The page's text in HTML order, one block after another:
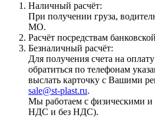
Наличный расчёт:
При получении груза,
МО.
Расчёт посредствам
Безналичный расчёт:
Для получения счета на
обратиться по телефонам
выслать карточку с Вашими
sale@st-plast.ru.
Мы работаем с физическими
НДС и без НДС).